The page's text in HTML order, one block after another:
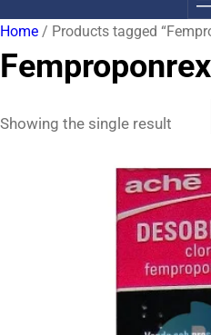
Home / Products tagged
Showing the single result